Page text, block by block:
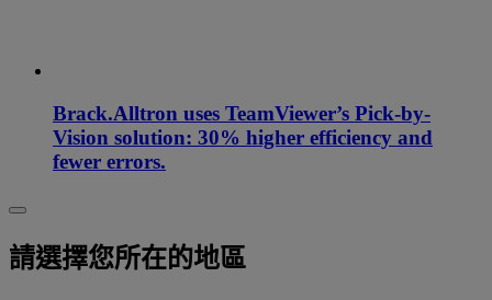
Brack.Alltron uses TeamViewer’s Pick-by-
Vision solution: 30% higher efficiency and
fewer errors.
請選擇您所在的地區